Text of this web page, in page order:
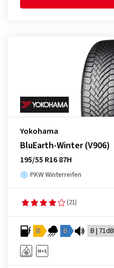
Yokohama
BluEarth-Winter (V906)
195/55 R16 87H
PKW Winterreifen
(21)
D B B | 71dB